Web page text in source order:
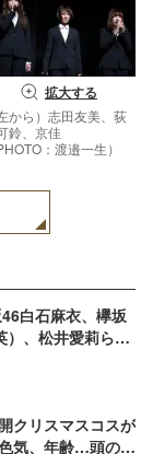
拡大する
から）志田友美、荻
鈴、京佳
：渡邉一生）
白石麻衣、欅坂
、松井愛莉らか
クリスマスコスが
気、年齢…頭のネ